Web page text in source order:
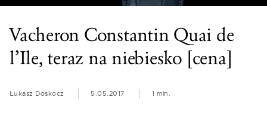
Vacheron Constantin Quai de
l’Ile, teraz na niebiesko [cena]
Łukasz Doskocz 5.05.2017 1 min.